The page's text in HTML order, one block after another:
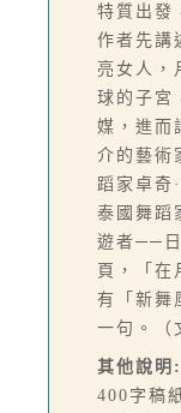
特質出發
作者先講
亮女人，
球的子宮
媒，進而
介的藝術
蹈家卓奇
泰國舞蹈
遊者──
頁，「在
有「新舞
一句。（
其他說明:
400字稿